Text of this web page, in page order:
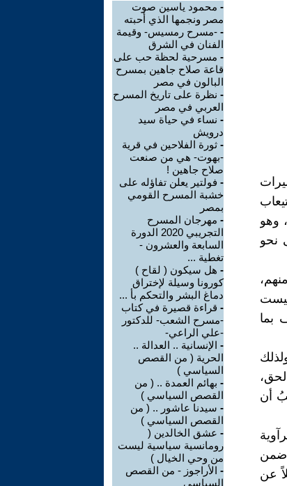
وهو
نحو
بما
أن
ضمن
عن
- محمود ياسين صوت
مصر ونجمها الذي أحبته
- -مسرح رمسيس- وقيمة
الفنان في الشرق
- مسرحية لحظة حب على
قاعة صلاح جاهين بمسرح
البالون في مصر
- نظرة على تاريخ المسرح
العربي في مصر
- نساء في حياة سيد
درويش
- ثورة الفلاحين في قرية
-بهوت- هي من صنعت
صلاح جاهين !
- فولتير يعلن تفاؤله على
خشبة المسرح القومي
بمصر
- مهرجان المسرح
التجريبي 2020 الدورة
السابعة والعشرون -
تغطية ...
- هل سيكون ( لقاح )
كورونا وسيلة لإختراق
دماغ البشر والتحكم بأ ...
- قراءة قصيرة في كتاب
-مسرح الشعب- للدكتور
-علي الراعي-
- الإنسانية .. العدالة ..
الحرية ( من القصص
السياسي )
- بهائم العمدة .. ( من
القصص السياسي )
- سيدنا عاشور .. ( من
القصص السياسي )
- عشق الخالدين (
رومانسية سياسية ليست
من وحي الخيال )
- الأراجوز - من القصص
السياسي